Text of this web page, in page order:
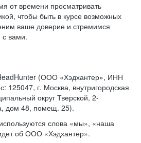
от времени просматривать
чтобы быть в курсе возможных
ваше доверие и стремимся
с вами.
(ООО «Хэдхантер», ИНН
125047, г. Москва, внутригородская
округ Тверской, 2-
дом 48, помещ. 25).
слова «мы», «наша
об ООО «Хэдхантер».